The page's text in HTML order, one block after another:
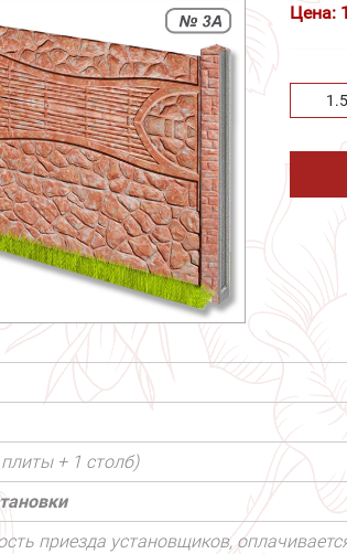
Цена:
плиты + 1 столб)
приезда установщиков,